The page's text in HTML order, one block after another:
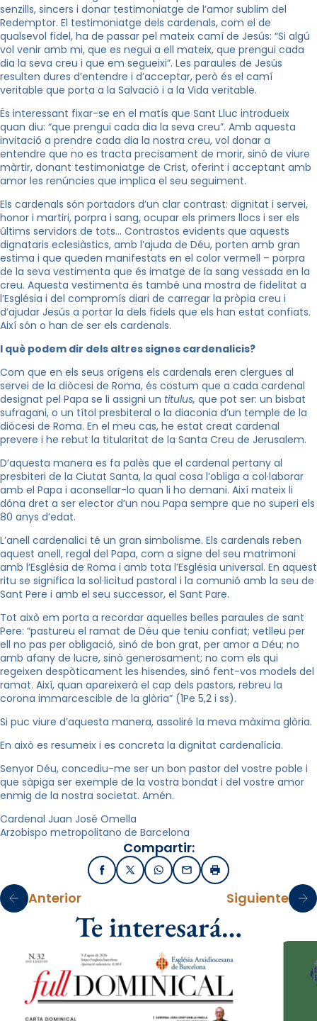
senzills, sincers i donar testimoniatge de l’amor sublim del
Redemptor. El testimoniatge dels cardenals, com el de
qualsevol fidel, ha de passar pel mateix camí de Jesús: “Si algú
vol venir amb mi, que es negui a ell mateix, que prengui cada
dia la seva creu i que em segueixi”. Les paraules de Jesús
resulten dures d’entendre i d’acceptar, però és el camí
veritable que porta a la Salvació i a la Vida veritable.
És interessant fixar-se en el matís que Sant Lluc introdueix
quan diu: “que prengui cada dia la seva creu”. Amb aquesta
invitació a prendre cada dia la nostra creu, vol donar a
entendre que no es tracta precisament de morir, sinó de viure
màrtir, donant testimoniatge de Crist, oferint i acceptant amb
amor les renúncies que implica el seu seguiment.
Els cardenals són portadors d’un clar contrast: dignitat i servei,
honor i martiri, porpra i sang, ocupar els primers llocs i ser els
últims servidors de tots… Contrastos evidents que aquests
dignataris eclesiàstics, amb l’ajuda de Déu, porten amb gran
estima i que queden manifestats en el color vermell – porpra
de la seva vestimenta que és imatge de la sang vessada en la
creu. Aquesta vestimenta és també una mostra de fidelitat a
l’Església i del compromís diari de carregar la pròpia creu i
d’ajudar Jesús a portar la dels fidels que els han estat confiats.
Així són o han de ser els cardenals.
I què podem dir dels altres signes cardenalicis?
Com que en els seus orígens els cardenals eren clergues al
servei de la diòcesi de Roma, és costum que a cada cardenal
designat pel Papa se li assigni un titulus, que pot ser: un bisbat
sufragani, o un títol presbiteral o la diaconia d’un temple de la
diòcesi de Roma. En el meu cas, he estat creat cardenal
prevere i he rebut la titularitat de la Santa Creu de Jerusalem.
D’aquesta manera es fa palès que el cardenal pertany al
presbiteri de la Ciutat Santa, la qual cosa l’obliga a col·laborar
amb el Papa i aconsellar-lo quan li ho demani. Així mateix li
dóna dret a ser elector d’un nou Papa sempre que no superi els
80 anys d’edat.
L’anell cardenalici té un gran simbolisme. Els cardenals reben
aquest anell, regal del Papa, com a signe del seu matrimoni
amb l’Església de Roma i amb tota l’Església universal. En aquest
ritu se significa la sol·licitud pastoral i la comunió amb la seu de
Sant Pere i amb el seu successor, el Sant Pare.
Tot això em porta a recordar aquelles belles paraules de sant
Pere: “pastureu el ramat de Déu que teniu confiat; vetlleu per
ell no pas per obligació, sinó de bon grat, per amor a Déu; no
amb afany de lucre, sinó generosament; no com els qui
regeixen despòticament les hisendes, sinó fent-vos models del
ramat. Així, quan apareixerà el cap dels pastors, rebreu la
corona immarcescible de la glòria” (1Pe 5,2 i ss).
Si puc viure d’aquesta manera, assoliré la meva màxima glòria.
En això es resumeix i es concreta la dignitat cardenalícia.
Senyor Déu, concediu-me ser un bon pastor del vostre poble i
que sàpiga ser exemple de la vostra bondat i del vostre amor
enmig de la nostra societat. Amén.
Cardenal Juan José Omella
Arzobispo metropolitano de Barcelona
Compartir:
FacebookX / TwitterWhatsApp
EmailImprimir
Anterior Siguiente
Te interesará…